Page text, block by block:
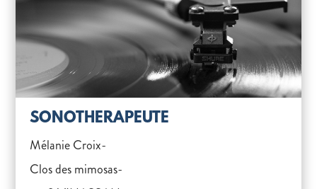
SONOTHERAPEUTE
Mélanie Croix-
Clos des mimosas-